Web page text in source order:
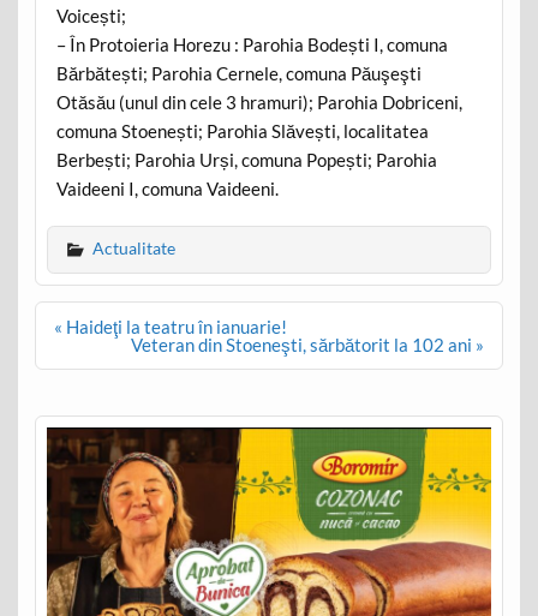
Voicești;
– În Protoieria Horezu : Parohia Bodești I, comuna
Bărbătești; Parohia Cernele, comuna Păuşeşti
Otăsău (unul din cele 3 hramuri); Parohia Dobriceni,
comuna Stoenești; Parohia Slăvești, localitatea
Berbești; Parohia Urși, comuna Popești; Parohia
Vaideeni I, comuna Vaideeni.
Actualitate
Post
navigation
« Haideţi la teatru în ianuarie!
Veteran din Stoeneşti, sărbătorit la 102 ani »